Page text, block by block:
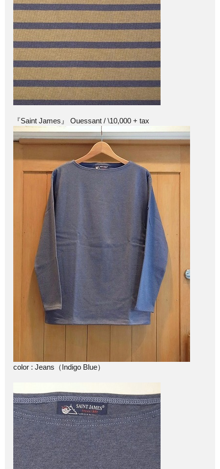
『Saint James』 Ouessant / \10,000 + tax
color : Jeans（Indigo Blue）